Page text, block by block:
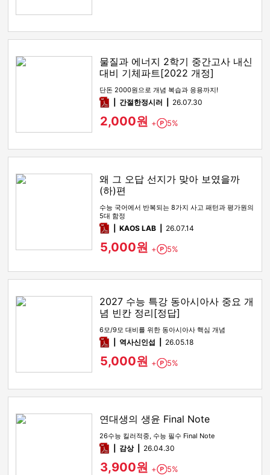
물질과 에너지 2학기 중간고사 내신
대비 기체파트[2022 개정]
단돈 2000원으로 개념 복습과 응용까지!
pdf간절한정시러 26.07.30
2,000원 + Point
5%
왜 그 오답 선지가 맞아 보였을까
(하)편
수능 국어에서 반복되는 8가지 사고 패턴과 평가원의
5대 함정
pdfKAOS LAB 26.07.14
5,000원 + Point
5%
2027 수능 특강 동아시아사 중요 개
념 빈칸 정리[정답]
6모/9모 대비를 위한 동아시아사 핵심 개념
pdf역사신인섭 26.05.18
5,000원 + Point
5%
연대생의 생윤 Final Note
26수능 킬러적중, 수능 필수 Final Note
pdf감상​ 26.04.30
3,900원 + Point
5%